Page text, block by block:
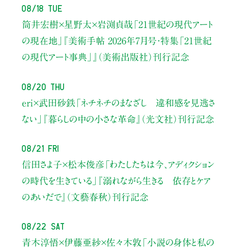
08/18 Tue
筒井宏樹×星野太×岩渕貞哉 「21世紀の現代アート
の現在地」
『美術手帖 2026年7月号・特集「21世紀
の現代アート事典」』（美術出版社）刊行記念
08/20 Thu
eri×武田砂鉄「ネチネチのまなざし 違和感を見逃さ
ない」
『暮らしの中の小さな革命』（光文社）刊行記念
08/21 Fri
信田さよ子×松本俊彦 「わたしたちは今、アディクション
の時代を生きている」
『溺れながら生きる 依存とケア
のあいだで』（文藝春秋）刊行記念
08/22 Sat
青木淳悟×伊藤亜紗×佐々木敦 「小説の身体と私の